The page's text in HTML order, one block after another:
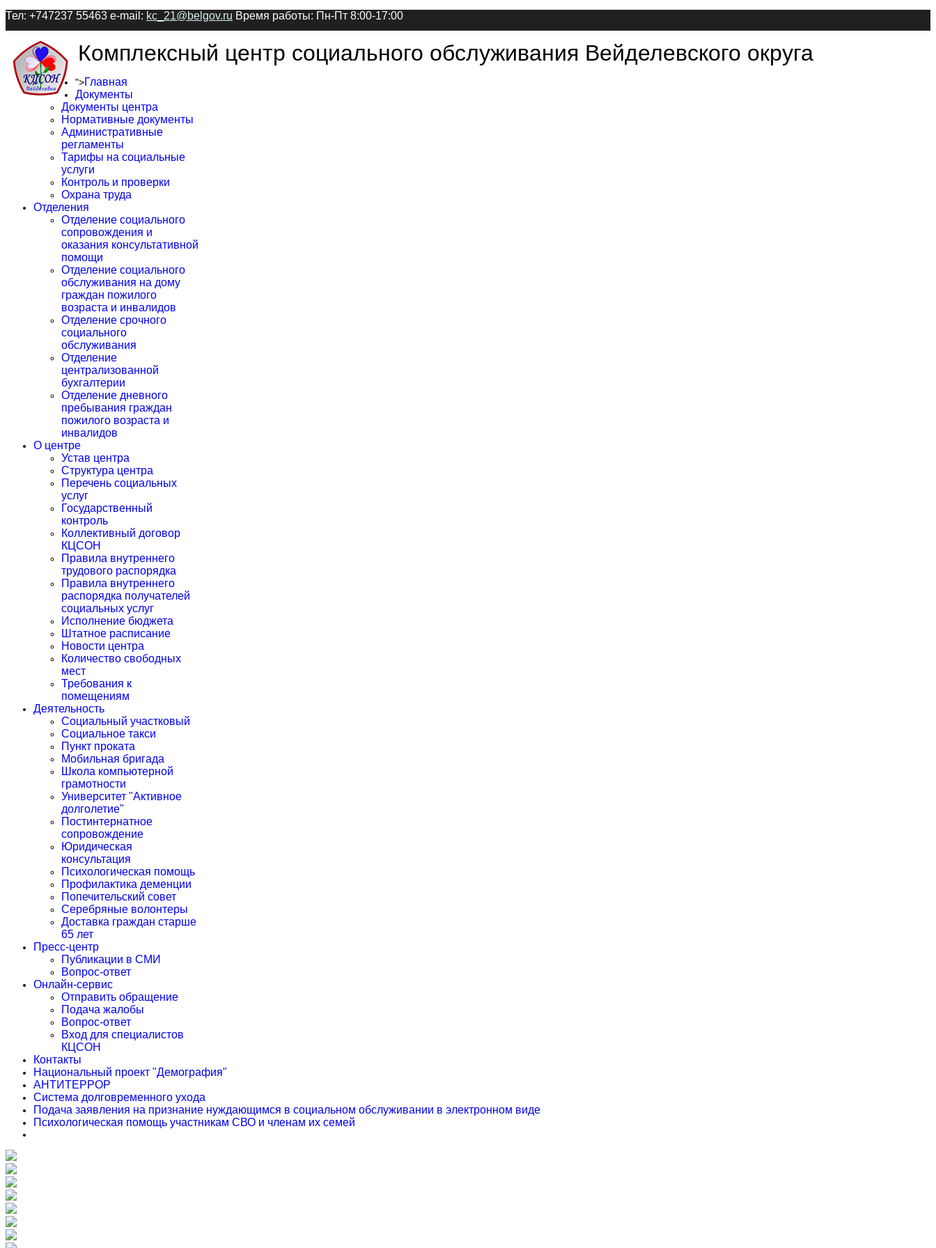
Тел: +747237 55463 e-mail: kc_21@belgov.ru Время работы: Пн-Пт 8:00-17:00
Комплексный центр социального обслуживания Вейделевского округа
">Главная
Документы
Документы центра
Нормативные документы
Административные
регламенты
Тарифы на социальные
услуги
Контроль и проверки
Охрана труда
Отделения
Отделение социального
сопровождения и
оказания консультативной
помощи
Отделение социального
обслуживания на дому
граждан пожилого
возраста и инвалидов
Отделение срочного
социального
обслуживания
Отделение
централизованной
бухгалтерии
Отделение дневного
пребывания граждан
пожилого возраста и
инвалидов
О центре
Устав центра
Структура центра
Перечень социальных
услуг
Государственный
контроль
Коллективный договор
КЦСОН
Правила внутреннего
трудового распорядка
Правила внутреннего
распорядка получателей
социальных услуг
Исполнение бюджета
Штатное расписание
Новости центра
Количество свободных
мест
Требования к
помещениям
Деятельность
Социальный участковый
Социальное такси
Пункт проката
Мобильная бригада
Школа компьютерной
грамотности
Университет "Активное
долголетие"
Постинтернатное
сопровождение
Юридическая
консультация
Психологическая помощь
Профилактика деменции
Попечительский совет
Серебряные волонтеры
Доставка граждан старше
65 лет
Пресс-центр
Публикации в СМИ
Вопрос-ответ
Онлайн-сервис
Отправить обращение
Подача жалобы
Вопрос-ответ
Вход для специалистов
КЦСОН
Контакты
Национальный проект "Демография"
АНТИТЕРРОР
Система долговременного ухода
Подача заявления на признание нуждающимся в социальном обслуживании в электронном виде
Психологическая помощь участникам СВО и членам их семей